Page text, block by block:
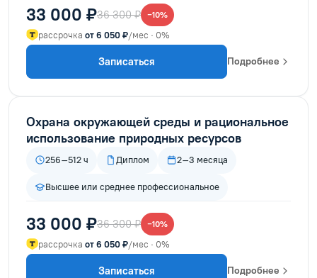
33 000 ₽36 300 ₽ −10%
рассрочка от 6 050 ₽/мес · 0%
Записаться Подробнее
Охрана окружающей среды и рациональное
использование природных ресурсов
256–512 ч Диплом 2–3 месяца
Высшее или среднее профессиональное
33 000 ₽36 300 ₽ −10%
рассрочка от 6 050 ₽/мес · 0%
Записаться Подробнее